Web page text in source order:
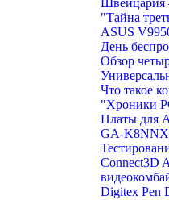
Швейцария
"Тайна
ASUS
День
Обзор
Что такое
"Хроники
Платы для
GA-
Connect3D
Digitex Pen